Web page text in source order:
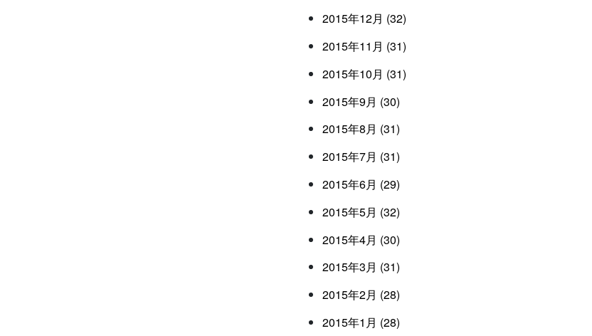
2015年12月 (32)
2015年11月 (31)
2015年10月 (31)
2015年9月 (30)
2015年8月 (31)
2015年7月 (31)
2015年6月 (29)
2015年5月 (32)
2015年4月 (30)
2015年3月 (31)
2015年2月 (28)
2015年1月 (28)